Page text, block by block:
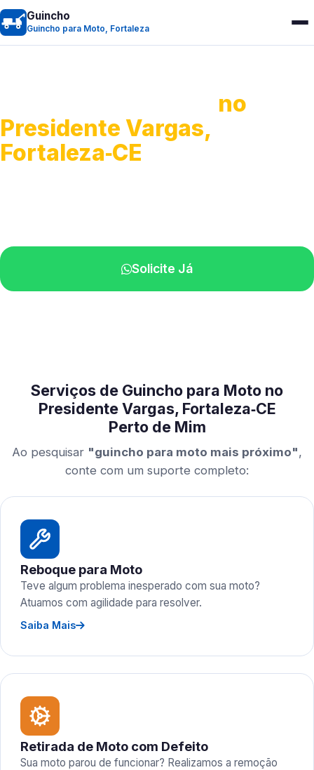
Guincho
Guincho para Moto, Fortaleza
no
Presidente Vargas,
Fortaleza‑CE
Solicite Já
Serviços de Guincho para Moto no
Presidente Vargas, Fortaleza‑CE
Perto de Mim
Ao pesquisar "guincho para moto mais próximo",
conte com um suporte completo:
Reboque para Moto
Teve algum problema inesperado com sua moto?
Atuamos com agilidade para resolver.
Saiba Mais
Retirada de Moto com Defeito
Sua moto parou de funcionar? Realizamos a remoção